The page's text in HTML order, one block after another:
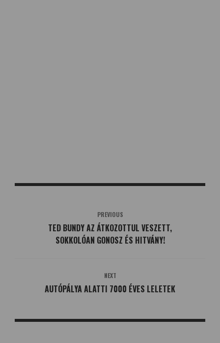
PREVIOUS
TED BUNDY AZ ÁTKOZOTTUL VESZETT,
SOKKOLÓAN GONOSZ ÉS HITVÁNY!
NEXT
AUTÓPÁLYA ALATTI 7000 ÉVES LELETEK